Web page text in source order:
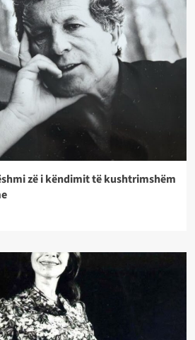
zë i këndimit të kushtrimshëm